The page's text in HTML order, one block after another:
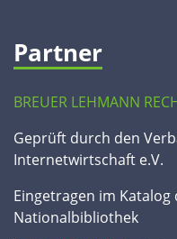
Partner
BREUER LEHMANN
Geprüft durch den
Internetwirtschaft e.V.
Eingetragen im
Nationalbibliothek